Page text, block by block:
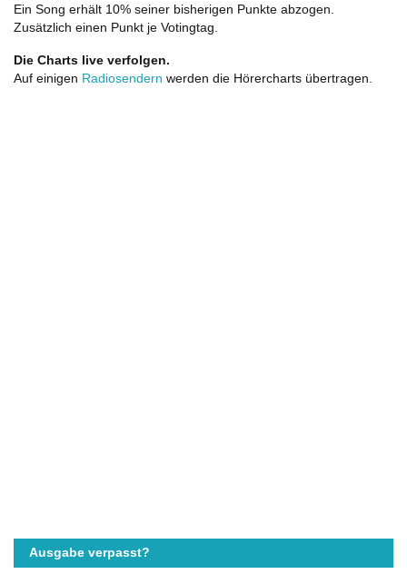
Ein Song erhält 10% seiner bisherigen Punkte abzogen.
Zusätzlich einen Punkt je Votingtag.
Die Charts live verfolgen.
Auf einigen Radiosendern werden die Hörercharts übertragen.
Ausgabe verpasst?